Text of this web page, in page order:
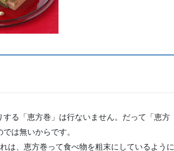
る「恵方巻」は行ないません。 だって「恵方
は無いからです。
は、恵方巻って食べ物を粗末にしているように